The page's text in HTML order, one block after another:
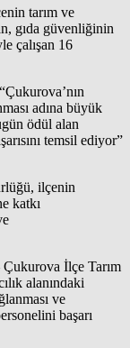
tarım ve
gıda güvenliğinin
çalışan 16
adına büyük
ödül alan
temsil ediyor”
Çukurova İlçe Tarım
alanındaki
ve
başarı